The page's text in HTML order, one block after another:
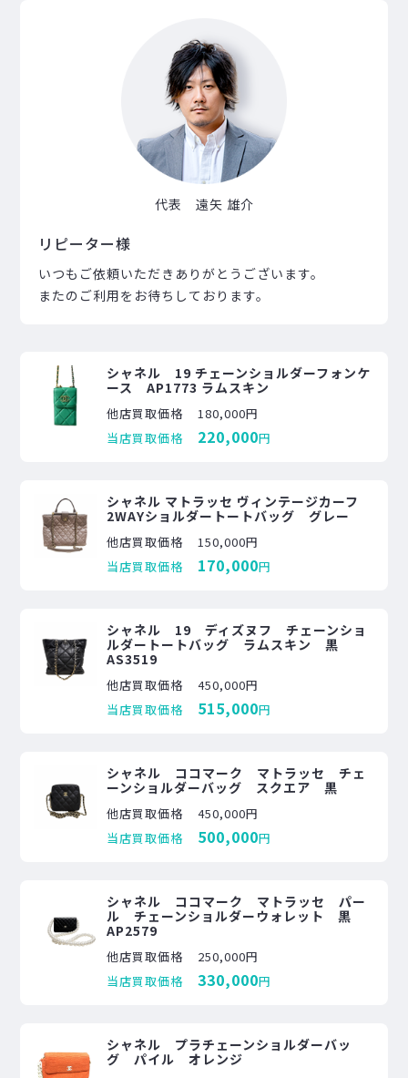
代表 遠矢 雄介
リピーター様
いつもご依頼いただきありがとうございます。
またのご利用をお待ちしております。
シャネル 19 チェーンショルダーフォンケ
ース AP1773 ラムスキン
他店買取価格
180,000円
当店買取価格
220,000円
シャネル マトラッセ ヴィンテージカーフ
2WAYショルダートートバッグ グレー
他店買取価格
150,000円
当店買取価格
170,000円
シャネル 19 ディズヌフ チェーンショ
ルダートートバッグ ラムスキン 黒
AS3519
他店買取価格
450,000円
当店買取価格
515,000円
シャネル ココマーク マトラッセ チェ
ーンショルダーバッグ スクエア 黒
他店買取価格
450,000円
当店買取価格
500,000円
シャネル ココマーク マトラッセ パー
ル チェーンショルダーウォレット 黒
AP2579
他店買取価格
250,000円
当店買取価格
330,000円
シャネル プラチェーンショルダーバッ
グ パイル オレンジ